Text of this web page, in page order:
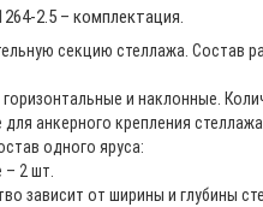
2.5 – комплектация.
секцию стеллажа. Состав
и наклонные.
анкерного крепления
одного яруса:
– 2 шт.
зависит от ширины и глубины